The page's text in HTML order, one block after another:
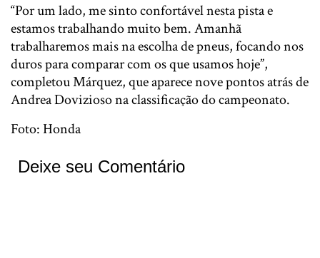
“Por um lado, me sinto confortável nesta pista e
estamos trabalhando muito bem. Amanhã
trabalharemos mais na escolha de pneus, focando nos
duros para comparar com os que usamos hoje”,
completou Márquez, que aparece nove pontos atrás de
Andrea Dovizioso na classificação do campeonato.
Foto: Honda
Deixe seu Comentário